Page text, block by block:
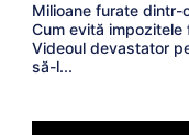
Milioane furate dintr-
Cum evită impozitele
Videoul devastator
să-l...